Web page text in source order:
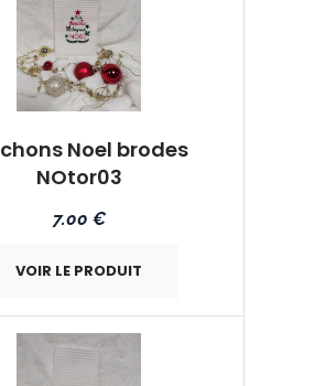
Noel brodes
NOtor03
7.00 €
VOIR LE PRODUIT